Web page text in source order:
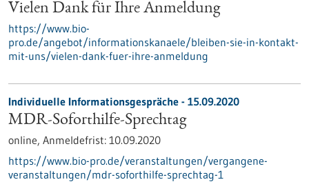
Vielen Dank für Ihre Anmeldung
https://www.bio-
pro.de/angebot/informationskanaele/bleiben-sie-in-kontakt-
mit-uns/vielen-dank-fuer-ihre-anmeldung
Individuelle Informationsgespräche - 15.09.2020
MDR-Soforthilfe-Sprechtag
online, Anmeldefrist: 10.09.2020
https://www.bio-pro.de/veranstaltungen/vergangene-
veranstaltungen/mdr-soforthilfe-sprechtag-1